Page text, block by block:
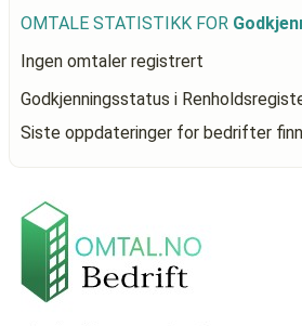
OMTALE STATISTIKK FOR
Ingen omtaler registrert
Godkjenningsstatus i
Siste oppdateringer for bedrifter